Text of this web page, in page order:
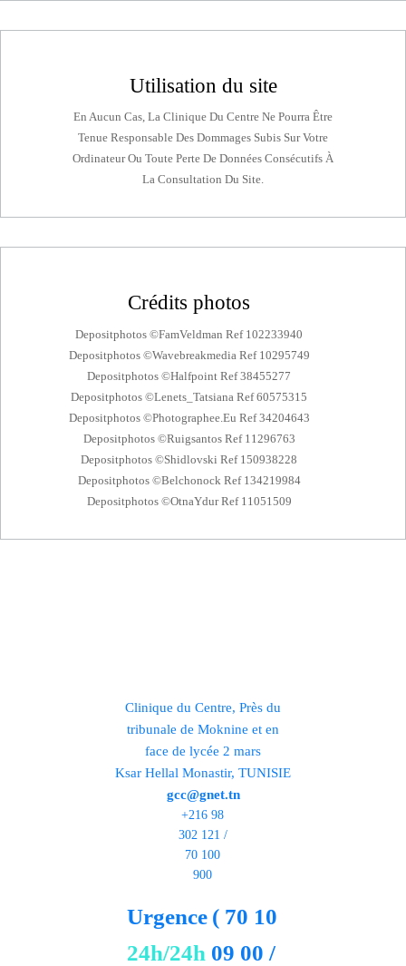
Utilisation du site
En Aucun Cas, La Clinique Du Centre Ne Pourra Être
Tenue Responsable Des Dommages Subis Sur Votre
Ordinateur Ou Toute Perte De Données Consécutifs À
La Consultation Du Site.
Crédits photos
Depositphotos ©FamVeldman Ref 102233940
Depositphotos ©Wavebreakmedia Ref 10295749
Depositphotos ©halfpoint Ref 38455277
Depositphotos ©Lenets_Tatsiana Ref 60575315
Depositphotos ©photographee.eu Ref 34204643
Depositphotos ©ruigsantos Ref 11296763
Depositphotos ©Shidlovski Ref 150938228
Depositphotos ©belchonock Ref 134219984
Depositphotos ©OtnaYdur Ref 11051509
Clinique du Centre, Près du
tribunale de Moknine et en
face de lycée 2 mars
Ksar Hellal Monastir, TUNISIE
gcc@gnet.tn
+216 98
302 121 /
70 100
900
Urgence
24h/24h
( 70 10
09 00 /